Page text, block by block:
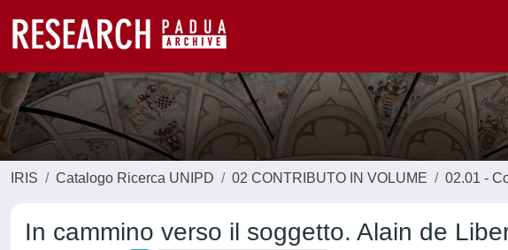
IRIS Catalogo Ricerca UNIPD 02 CONTRIBUTO IN VOLUME 02.01 -
In cammino verso il soggetto. Alain de